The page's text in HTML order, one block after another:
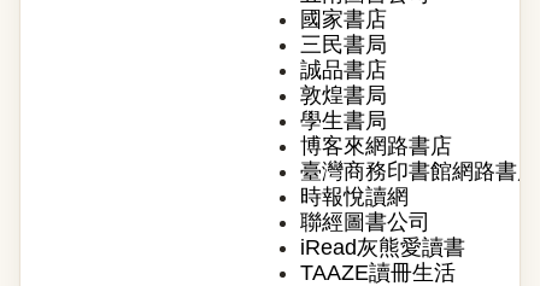
國家書店
三民書局
誠品書店
敦煌書局
學生書局
博客來網路書店
臺灣商務印書館網路書店
時報悅讀網
聯經圖書公司
iRead灰熊愛讀書
TAAZE讀冊生活